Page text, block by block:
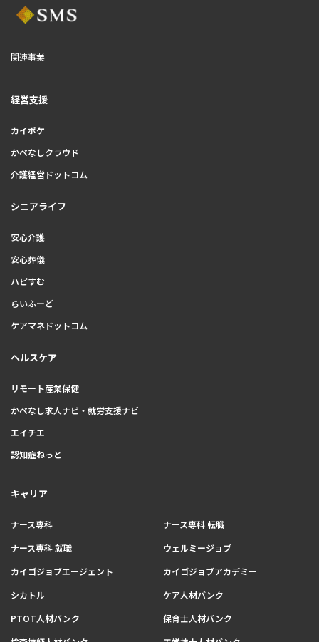
関連事業
経営支援
カイポケ
かべなしクラウド
介護経営ドットコム
シニアライフ
安心介護
安心葬儀
ハピすむ
らいふーど
ケアマネドットコム
ヘルスケア
リモート産業保健
かべなし求人ナビ・就労支援ナビ
エイチエ
認知症ねっと
キャリア
ナース専科
ナース専科 転職
ナース専科 就職
ウェルミージョブ
カイゴジョブエージェント
カイゴジョブアカデミー
シカトル
ケア人材バンク
PTOT人材バンク
保育士人材バンク